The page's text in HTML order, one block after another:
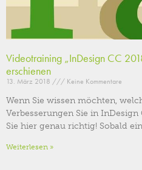
Videotraining „InDesign CC
erschienen
13. März 2018 Keine Kommentare
Wenn Sie wissen möchten,
Verbesserungen Sie in InDesign
Sie hier genau richtig! Sobald
Weiterlesen »